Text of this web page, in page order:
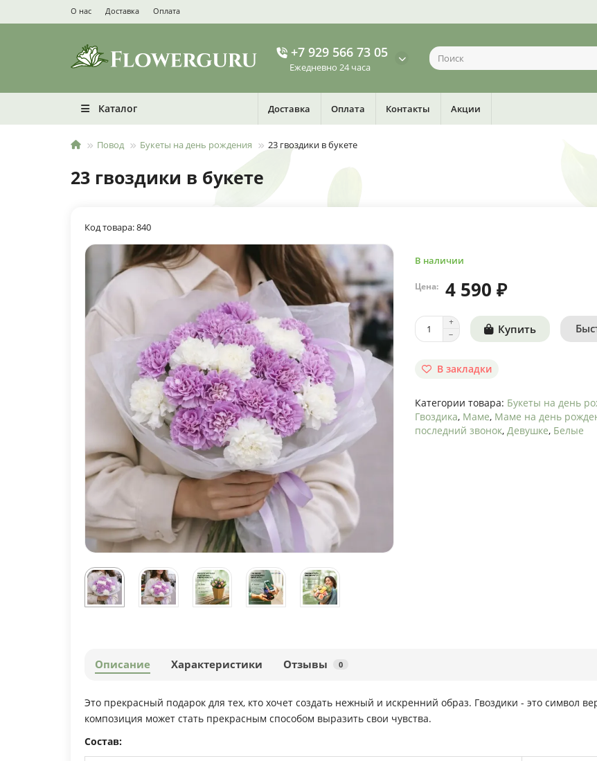
О нас Доставка Оплата
+7 929 566 73 05
Ежедневно 24 часа
Каталог Доставка Оплата Контакты Акции
Повод Букеты на день рождения 23 гвоздики в букете
23 гвоздики в букете
Код товара: 840
В наличии
Цена: 4 590 ₽
Купить
В закладки
Категории товара: Букеты на день
Гвоздика, Маме, Маме на день
последний звонок, Девушке, Белые
Описание Характеристики Отзывы 0
Это прекрасный подарок для тех, кто хочет создать нежный и искренний образ. Гвоздики - это символ
композиция может стать прекрасным способом выразить свои чувства.
Состав: